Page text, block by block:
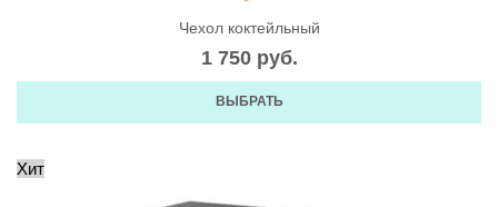
Чехол коктейльный
1 750 руб.
ВЫБРАТЬ
Хит